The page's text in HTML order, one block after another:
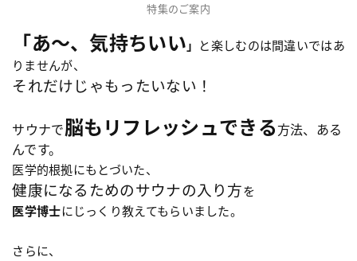
特集のご案内
「あ〜、気持ちいい」 と楽しむのは間違いではあ
りませんが、
それだけじゃもったいない！
サウナで脳もリフレッシュできる方法、ある
んです。
医学的根拠にもとづいた、
健康になるためのサウナの入り方を
医学博士にじっくり教えてもらいました。
さらに、